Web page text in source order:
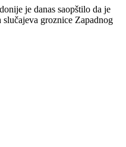
je danas saopštilo da je
groznice Zapadnog